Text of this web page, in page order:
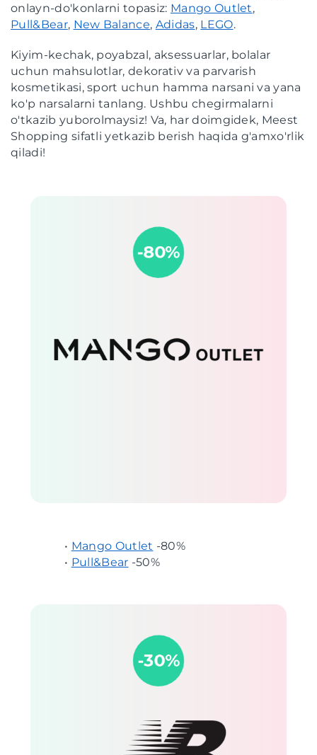
onlayn-do'konlarni topasiz: Mango Outlet,
Pull&Bear, New Balance, Adidas, LEGO.
Kiyim-kechak, poyabzal, aksessuarlar, bolalar
uchun mahsulotlar, dekorativ va parvarish
kosmetikasi, sport uchun hamma narsani va yana
ko'p narsalarni tanlang. Ushbu chegirmalarni
o'tkazib yuborolmaysiz! Va, har doimgidek, Meest
Shopping sifatli yetkazib berish haqida g'amxo'rlik
qiladi!
• Mango Outlet -80%
• Pull&Bear -50%